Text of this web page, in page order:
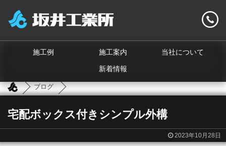
施工例 施工案内 当社について
新着情報
ブログ
宅配ボックス付きシンプル外構
2023年10月28日